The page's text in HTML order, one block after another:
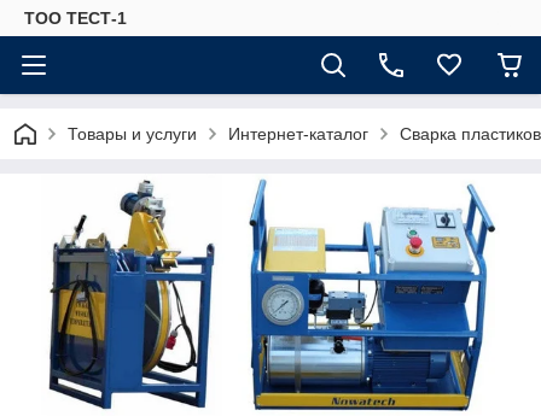
ТОО ТЕСТ-1
Товары и услуги Интернет-каталог Сварка